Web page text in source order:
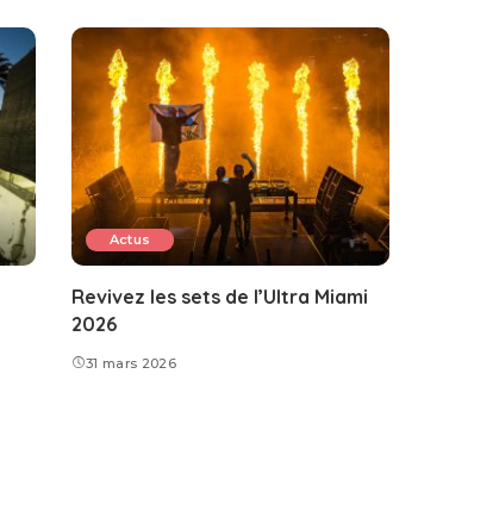
Actus
Revivez les sets de l’Ultra Miami
2026
31 mars 2026